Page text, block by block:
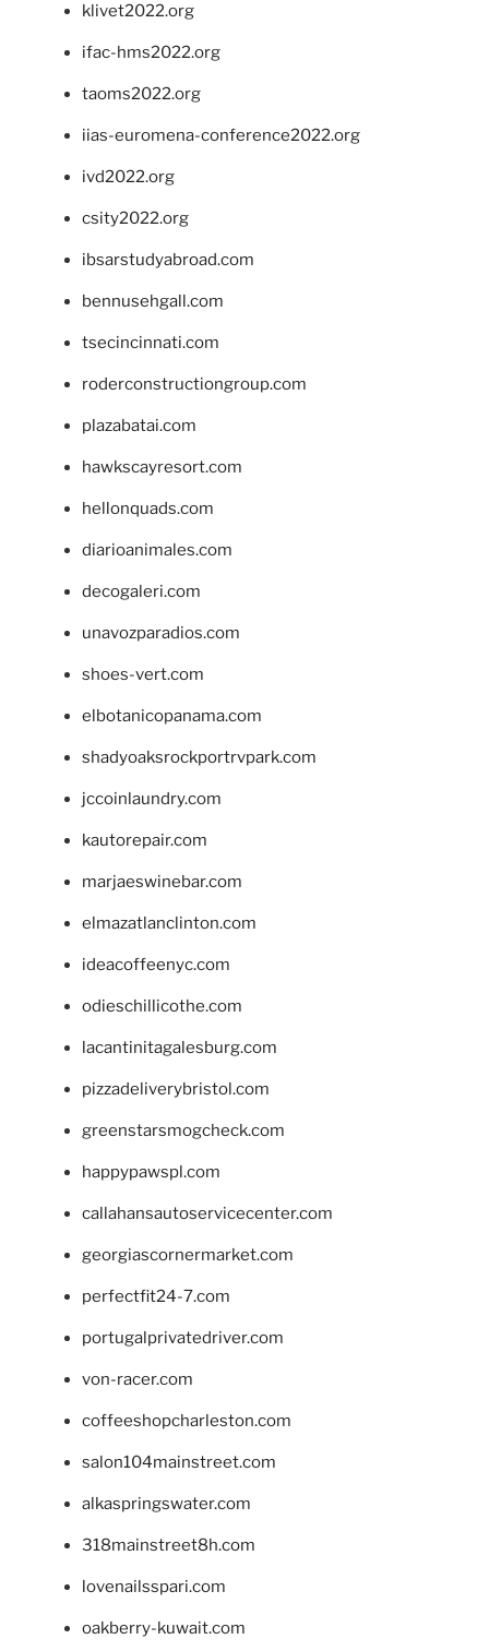
klivet2022.org
ifac-hms2022.org
taoms2022.org
iias-euromena-conference2022.org
ivd2022.org
csity2022.org
ibsarstudyabroad.com
bennusehgall.com
tsecincinnati.com
roderconstructiongroup.com
plazabatai.com
hawkscayresort.com
hellonquads.com
diarioanimales.com
decogaleri.com
unavozparadios.com
shoes-vert.com
elbotanicopanama.com
shadyoaksrockportrvpark.com
jccoinlaundry.com
kautorepair.com
marjaeswinebar.com
elmazatlanclinton.com
ideacoffeenyc.com
odieschillicothe.com
lacantinitagalesburg.com
pizzadeliverybristol.com
greenstarsmogcheck.com
happypawspl.com
callahansautoservicecenter.com
georgiascornermarket.com
perfectfit24-7.com
portugalprivatedriver.com
von-racer.com
coffeeshopcharleston.com
salon104mainstreet.com
alkaspringswater.com
318mainstreet8h.com
lovenailsspari.com
oakberry-kuwait.com